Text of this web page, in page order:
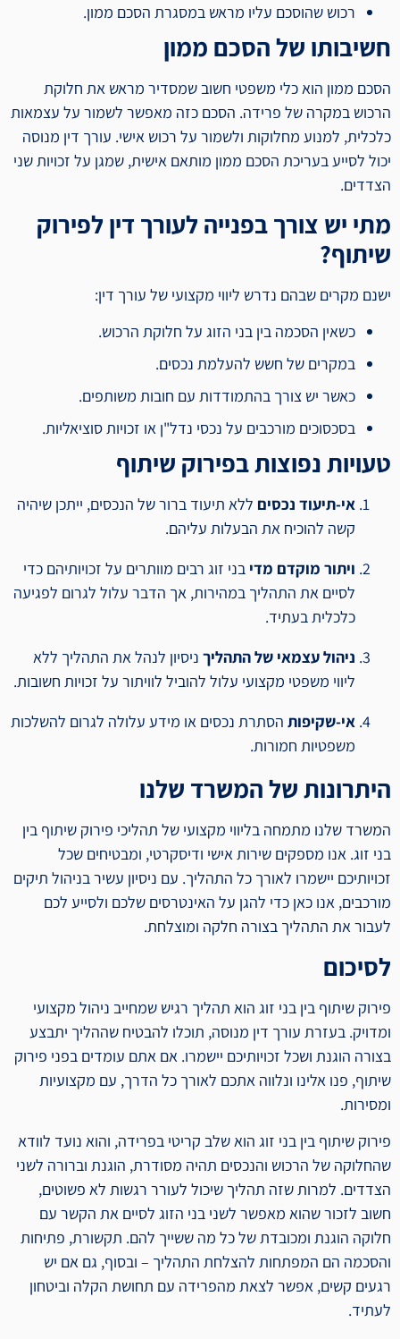
רכוש שהוסכם עליו מראש במסגרת הסכם ממון.
חשיבותו של הסכם ממון
הסכם ממון הוא כלי משפטי חשוב שמסדיר מראש את חלוקת
הרכוש במקרה של פרידה. הסכם כזה מאפשר לשמור על עצמאות
כלכלית, למנוע מחלוקות ולשמור על רכוש אישי. עורך דין מנוסה
יכול לסייע בעריכת הסכם ממון מותאם אישית, שמגן על זכויות שני
הצדדים.
מתי יש צורך בפנייה לעורך דין לפירוק
שיתוף?
ישנם מקרים שבהם נדרש ליווי מקצועי של עורך דין:
כשאין הסכמה בין בני הזוג על חלוקת הרכוש.
במקרים של חשש להעלמת נכסים.
כאשר יש צורך בהתמודדות עם חובות משותפים.
בסכסוכים מורכבים על נכסי נדל"ן או זכויות סוציאליות.
טעויות נפוצות בפירוק שיתוף
אי-תיעוד נכסים ללא תיעוד ברור של הנכסים, ייתכן שיהיה
קשה להוכיח את הבעלות עליהם.
ויתור מוקדם מדי בני זוג רבים מוותרים על זכויותיהם כדי
לסיים את התהליך במהירות, אך הדבר עלול לגרום לפגיעה
כלכלית בעתיד.
ניהול עצמאי של התהליך ניסיון לנהל את התהליך ללא
ליווי משפטי מקצועי עלול להוביל לוויתור על זכויות חשובות.
אי-שקיפות הסתרת נכסים או מידע עלולה לגרום להשלכות
משפטיות חמורות.
היתרונות של המשרד שלנו
המשרד שלנו מתמחה בליווי מקצועי של תהליכי פירוק שיתוף בין
בני זוג. אנו מספקים שירות אישי ודיסקרטי, ומבטיחים שכל
זכויותיכם יישמרו לאורך כל התהליך. עם ניסיון עשיר בניהול תיקים
מורכבים, אנו כאן כדי להגן על האינטרסים שלכם ולסייע לכם
לעבור את התהליך בצורה חלקה ומוצלחת.
לסיכום
פירוק שיתוף בין בני זוג הוא תהליך רגיש שמחייב ניהול מקצועי
ומדויק. בעזרת עורך דין מנוסה, תוכלו להבטיח שההליך יתבצע
בצורה הוגנת ושכל זכויותיכם יישמרו. אם אתם עומדים בפני פירוק
שיתוף, פנו אלינו ונלווה אתכם לאורך כל הדרך, עם מקצועיות
ומסירות.
פירוק שיתוף בין בני זוג הוא שלב קריטי בפרידה, והוא נועד לוודא
שהחלוקה של הרכוש והנכסים תהיה מסודרת, הוגנת וברורה לשני
הצדדים. למרות שזה תהליך שיכול לעורר רגשות לא פשוטים,
חשוב לזכור שהוא מאפשר לשני בני הזוג לסיים את הקשר עם
חלוקה הוגנת ומכובדת של כל מה ששייך להם. תקשורת, פתיחות
והסכמה הם המפתחות להצלחת התהליך – ובסוף, גם אם יש
רגעים קשים, אפשר לצאת מהפרידה עם תחושת הקלה וביטחון
לעתיד.